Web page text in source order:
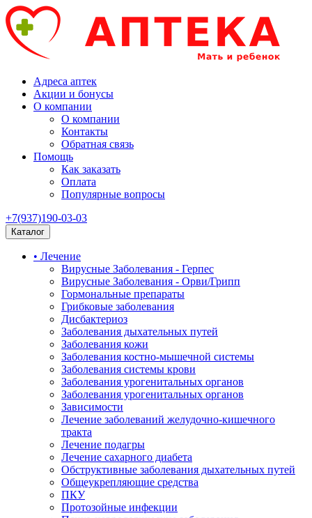
Адреса аптек
Акции и бонусы
О компании
О компании
Контакты
Обратная связь
Помощь
Как заказать
Оплата
Популярные вопросы
+7(937)190-03-03
Каталог
• Лечение
Вирусные Заболевания - Герпес
Вирусные Заболевания - Орви/Грипп
Гормональные препараты
Грибковые заболевания
Дисбактериоз
Заболевания дыхательных путей
Заболевания кожи
Заболевания костно-мышечной системы
Заболевания системы крови
Заболевания урогенитальных органов
Заболевания урогенитальных органов
Зависимости
Лечение заболеваний желудочно-кишечного
тракта
Лечение подагры
Лечение сахарного диабета
Обструктивные заболевания дыхательных путей
Общеукрепляющие средства
ПКУ
Протозойные инфекции